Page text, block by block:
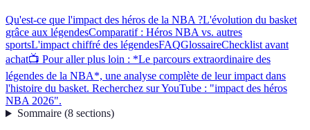
Qu'est-ce que l'impact des héros de la NBA ?L'évolution du basket
grâce aux légendesComparatif : Héros NBA vs. autres
sportsL'impact chiffré des légendesFAQGlossaireChecklist avant
achat📺 Pour aller plus loin : *Le parcours extraordinaire des
légendes de la NBA*, une analyse complète de leur impact dans
l'histoire du basket. Recherchez sur YouTube : "impact des héros
NBA 2026".
Sommaire(8 sections)